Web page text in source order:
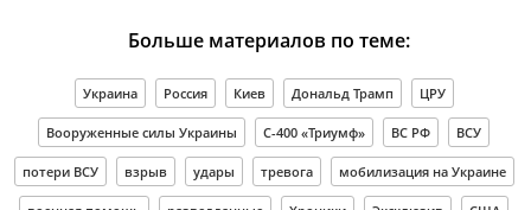
Больше материалов по теме:
Украина Россия Киев Дональд Трамп ЦРУ
Вооруженные силы Украины С-400 «Триумф» ВС РФ ВСУ
потери ВСУ взрыв удары тревога мобилизация на Украине